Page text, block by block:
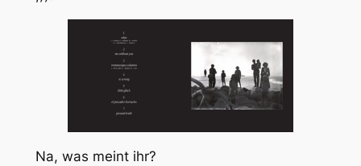
Na, was meint ihr?